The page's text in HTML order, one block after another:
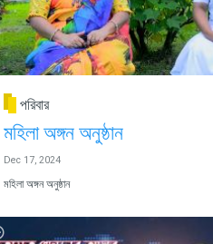
পরিবার
মহিলা অঙ্গন অনুষ্ঠান
Dec 17, 2024
মহিলা অঙ্গন অনুষ্ঠান